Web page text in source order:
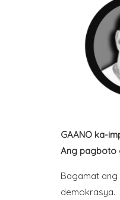
GAANO ka-
Ang pagboto
Bagamat
demokrasya.